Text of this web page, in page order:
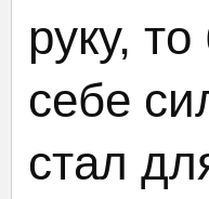
руку,
себе
стал